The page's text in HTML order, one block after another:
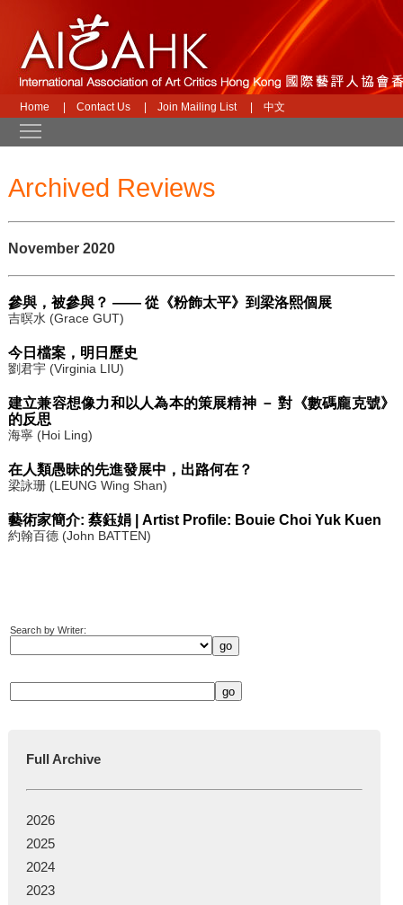
Home Contact Us Join Mailing List 中文
Archived Reviews
November 2020
參與，被參與？ —— 從《粉飾太平》到梁洛熙個展
吉暝水 (Grace GUT)
今日檔案，明日歷史
劉君宇 (Virginia LIU)
建立兼容想像力和以人為本的策展精神 － 對《數碼龐克號》
的反思
海寧 (Hoi Ling)
在人類愚昧的先進發展中，出路何在？
梁詠珊 (LEUNG Wing Shan)
藝術家簡介: 蔡鈺娟 | Artist Profile: Bouie Choi Yuk Kuen
約翰百德 (John BATTEN)
Search by Writer:
Full Archive
2026
2025
2024
2023